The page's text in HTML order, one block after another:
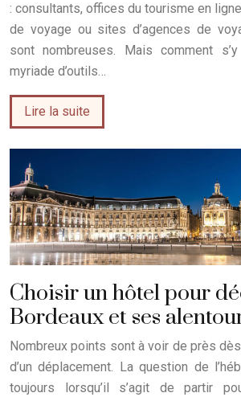
: consultants, offices du tourisme en
de voyage ou sites d’agences de
sont nombreuses. Mais comment
myriade d’outils…
Lire la suite
Choisir un hôtel pour
Bordeaux et ses
Nombreux points sont à voir de près
d’un déplacement. La question de
toujours lorsqu’il s’agit de partir